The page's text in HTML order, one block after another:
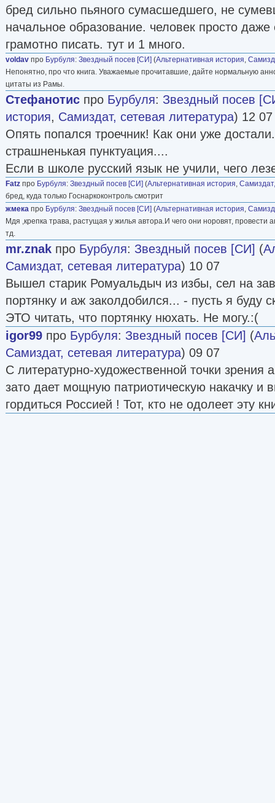
бред сильно пьяного сумасшедшего, не
начальное образование. человек просто
грамотно писать. тут и 1 много.
voldav про Бурбуля: Звездный посев [СИ] (Альтернативная история,
Непонятно, про что книга. Уважаемые прочитавшие, дайте нормальную
цитаты из Рамы.
Стефанотис про Бурбуля: Звездный посев
история, Самиздат, сетевая литература) 12 07
Опять попался троечник! Как они уже
страшненькая пунктуация....
Если в школе русский язык не учили, чего
Fatz про Бурбуля: Звездный посев [СИ] (Альтернативная история,
бред, куда только Госнаркоконтроль смотрит
жмека про Бурбуля: Звездный посев [СИ] (Альтернативная история,
Мдя ,крепка трава, растущая у жилья автора.И чего они норовят, провести
тд.
mr.znak про Бурбуля: Звездный посев [СИ] (
Самиздат, сетевая литература) 10 07
Вышел старик Ромуальдыч из избы, сел на
портянку и аж заколдобился... - пусть я буду
ЭТО читать, что портянку нюхать. Не могу.:(
igor99 про Бурбуля: Звездный посев [СИ] (
Самиздат, сетевая литература) 09 07
С литературно-художественной точки зрения
зато дает мощную патриотическую накачку и
гордиться Россией ! Тот, кто не одолеет эту